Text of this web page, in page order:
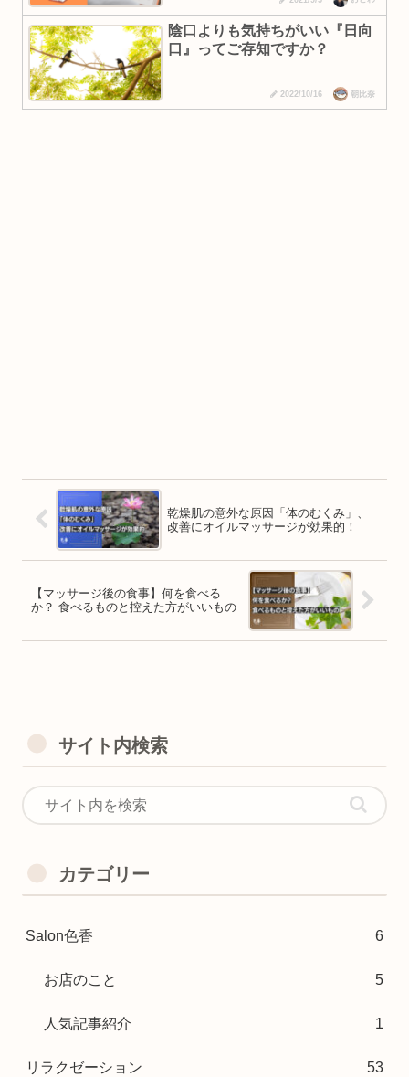
陰口よりも気持ちがいい『日向
口』ってご存知ですか？
2022/10/16 朝比奈
乾燥肌の意外な原因「体のむくみ」、
改善にオイルマッサージが効果的！
【マッサージ後の食事】何を食べる
か？ 食べるものと控えた方がいいもの
サイト内検索
カテゴリー
Salon色香 6
お店のこと 5
人気記事紹介 1
リラクゼーション 53